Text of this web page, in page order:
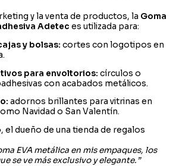
y la venta de productos, la Goma
Adetec es utilizada para:
y bolsas: cortes con logotipos en
para envoltorios: círculos o
con acabados metálicos.
adornos brillantes para vitrinas en
Navidad o San Valentín.
, el dueño de una tienda de regalos
EVA metálica en mis empaques, los
se ve más exclusivo y elegante.”